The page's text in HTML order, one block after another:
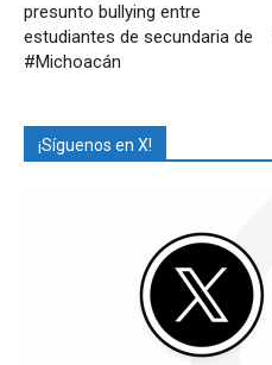
presunto bullying entre
estudiantes de secundaria de
#Michoacán
¡Síguenos en X!